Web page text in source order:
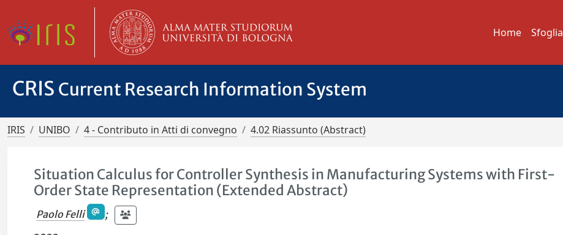
Home Sfoglia
CRIS Current Research Information System
IRIS UNIBO 4 - Contributo in Atti di convegno 4.02 Riassunto (Abstract)
Situation Calculus for Controller Synthesis in Manufacturing Systems with First-
Order State Representation (Extended Abstract)
Paolo Felli
;